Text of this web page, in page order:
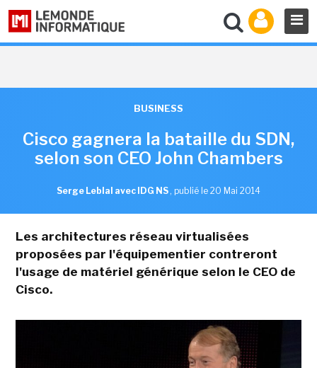
BUSINESS
Cisco gagnera la bataille du SDN,
selon son CEO John Chambers
Serge Leblal avec IDG NS , publié le 20 Mai 2014
Les architectures réseau virtualisées
proposées par l'équipementier contreront
l'usage de matériel générique selon le CEO de
Cisco.